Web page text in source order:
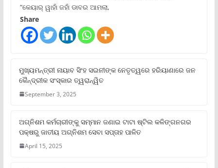
“କେୟାର୍ ୱାହାଁ ଜହାଁ ଡାବର ଆମଲା,
Share
ମୁଖ୍ୟମନ୍ତ୍ରୀ ନାୟାବ ସିଂହ ସଇନୀଙ୍କ ନେତୃତ୍ୱରେ ହରିୟାଣାରେ ଜନ
କୈନ୍ଦ୍ରୀକ ସଂସ୍କାର ତ୍ୱରାନ୍ୱିତ
September 3, 2025
ଅଗ୍ନିଶମ କର୍ମଚାରୀଙ୍କୁ ସମ୍ମାନ ଜଣାଇ ଟାଟା ଷ୍ଟିଲ କଳିଙ୍ଗନଗର
ପକ୍ଷରୁ ଜାତୀୟ ଅଗ୍ନିଶମ ସେବା ସପ୍ତାହ ପାଳିତ
April 15, 2025